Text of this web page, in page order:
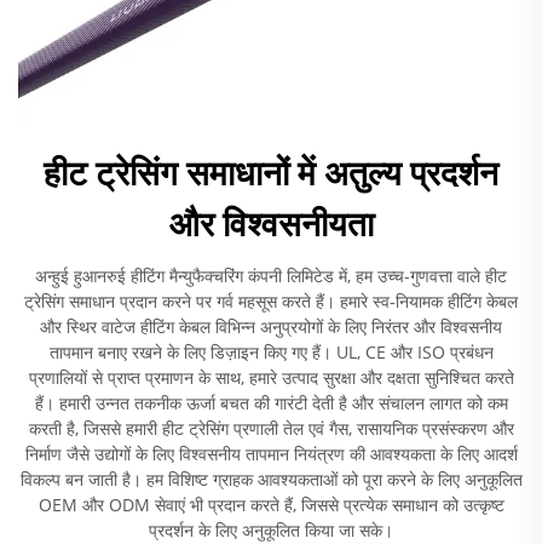
हीट ट्रेसिंग समाधानों में अतुल्य प्रदर्शन
और विश्वसनीयता
अन्हुई हुआनरुई हीटिंग मैन्युफैक्चरिंग कंपनी लिमिटेड में, हम उच्च-गुणवत्ता वाले हीट
ट्रेसिंग समाधान प्रदान करने पर गर्व महसूस करते हैं। हमारे स्व-नियामक हीटिंग केबल
और स्थिर वाटेज हीटिंग केबल विभिन्न अनुप्रयोगों के लिए निरंतर और विश्वसनीय
तापमान बनाए रखने के लिए डिज़ाइन किए गए हैं। UL, CE और ISO प्रबंधन
प्रणालियों से प्राप्त प्रमाणन के साथ, हमारे उत्पाद सुरक्षा और दक्षता सुनिश्चित करते
हैं। हमारी उन्नत तकनीक ऊर्जा बचत की गारंटी देती है और संचालन लागत को कम
करती है, जिससे हमारी हीट ट्रेसिंग प्रणाली तेल एवं गैस, रासायनिक प्रसंस्करण और
निर्माण जैसे उद्योगों के लिए विश्वसनीय तापमान नियंत्रण की आवश्यकता के लिए आदर्श
विकल्प बन जाती है। हम विशिष्ट ग्राहक आवश्यकताओं को पूरा करने के लिए अनुकूलित
OEM और ODM सेवाएं भी प्रदान करते हैं, जिससे प्रत्येक समाधान को उत्कृष्ट
प्रदर्शन के लिए अनुकूलित किया जा सके।